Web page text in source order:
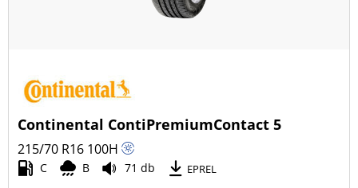
Continental ContiPremiumContact 5
215/70 R16 100H
C B 71 db EPREL